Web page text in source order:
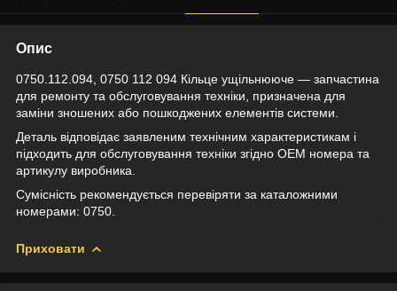
Опис
0750.112.094, 0750 112 094 Кільце ущільнююче — запчастина
для ремонту та обслуговування техніки, призначена для
заміни зношених або пошкоджених елементів системи.
Деталь відповідає заявленим технічним характеристикам і
підходить для обслуговування техніки згідно OEM номера та
артикулу виробника.
Сумісність рекомендується перевіряти за каталожними
номерами: 0750.
Приховати